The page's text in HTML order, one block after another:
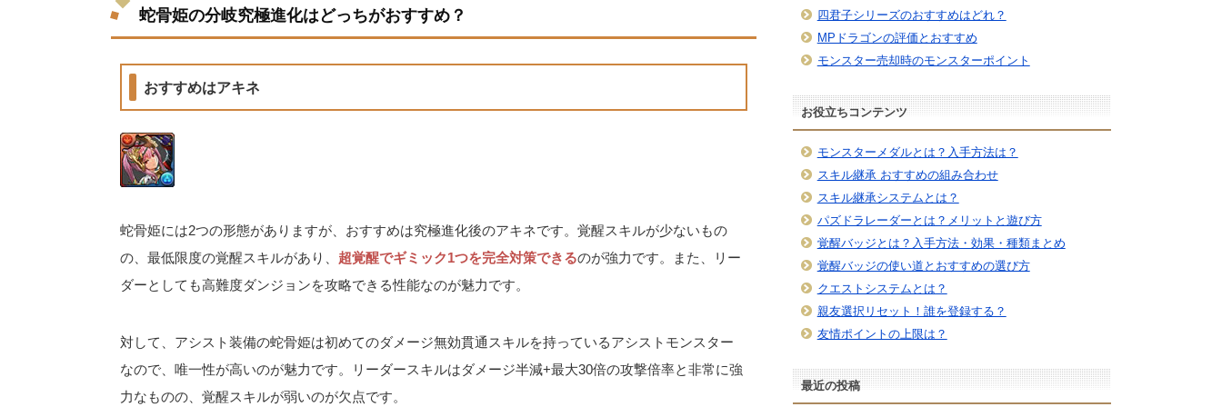
蛇骨姫の分岐究極進化はどっちがおすすめ？
おすすめはアキネ
蛇骨姫には2つの形態がありますが、おすすめは究極進化後のアキネです。覚醒スキルが少ないもの
の、最低限度の覚醒スキルがあり、 超覚醒でギミック1つを完全対策できるのが強力です。また、リー
ダーとしても高難度ダンジョンを攻略できる性能なのが魅力です。
対して、アシスト装備の蛇骨姫は初めてのダメージ無効貫通スキルを持っているアシストモンスター
なので、唯一性が高いのが魅力です。リーダースキルはダメージ半減+最大30倍の攻撃倍率と非常に強
力なものの、覚醒スキルが弱いのが欠点です。
四君子シリーズのおすすめはどれ？
MPドラゴンの評価とおすすめ
モンスター売却時のモンスターポイント
お役立ちコンテンツ
モンスターメダルとは？入手方法は？
スキル継承 おすすめの組み合わせ
スキル継承システムとは？
パズドラレーダーとは？メリットと遊び方
覚醒バッジとは？入手方法・効果・種類まとめ
覚醒バッジの使い道とおすすめの選び方
クエストシステムとは？
親友選択リセット！誰を登録する？
友情ポイントの上限は？
最近の投稿